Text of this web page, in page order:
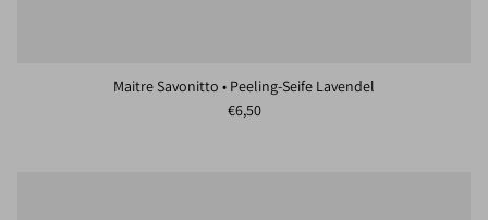
Maitre Savonitto • Peeling-Seife Lavendel
Normaler Preis
€6,50